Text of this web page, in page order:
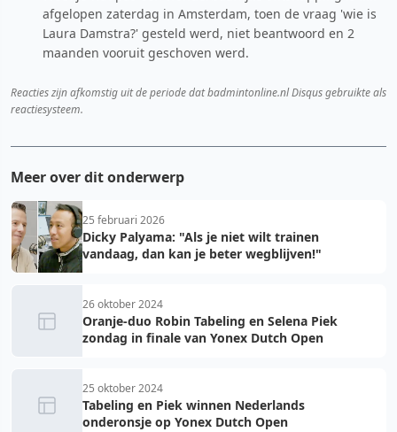
afgelopen zaterdag in Amsterdam, toen de vraag 'wie is
Laura Damstra?' gesteld werd, niet beantwoord en 2
maanden vooruit geschoven werd.
Reacties zijn afkomstig uit de periode dat badmintonline.nl Disqus gebruikte als
reactiesysteem.
Meer over dit onderwerp
25 februari 2026
Dicky Palyama: "Als je niet wilt trainen
vandaag, dan kan je beter wegblijven!"
26 oktober 2024
Oranje-duo Robin Tabeling en Selena Piek
zondag in finale van Yonex Dutch Open
25 oktober 2024
Tabeling en Piek winnen Nederlands
onderonsje op Yonex Dutch Open